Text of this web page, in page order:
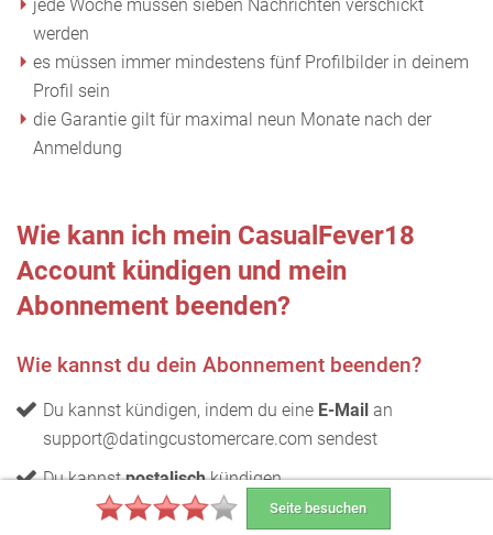
jede Woche müssen sieben Nachrichten verschickt
werden
es müssen immer mindestens fünf Profilbilder in deinem
Profil sein
die Garantie gilt für maximal neun Monate nach der
Anmeldung
Wie kann ich mein CasualFever18
Account kündigen und mein
Abonnement beenden?
Wie kannst du dein Abonnement beenden?
Du kannst kündigen, indem du eine E-Mail an
support@datingcustomercare.com sendest
Du kannstpostalischkündigen
Seite besuchen